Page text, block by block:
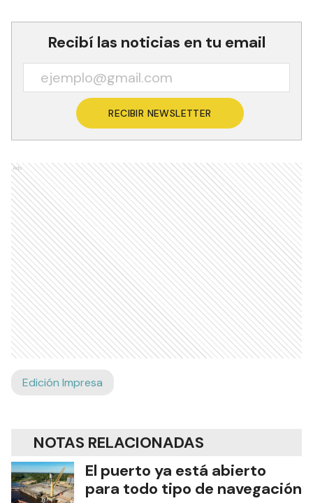
Recibí las noticias en tu email
RECIBIR NEWSLETTER
Ads
Edición Impresa
NOTAS RELACIONADAS
El puerto ya está abierto
para todo tipo de navegación